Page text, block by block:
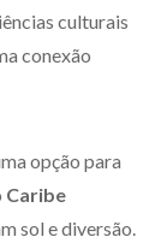
culturais
conexão
opção para
Caribe
sol e diversão.